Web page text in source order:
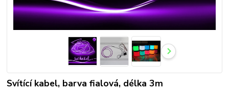
Svítící kabel, barva fialová, délka 3m